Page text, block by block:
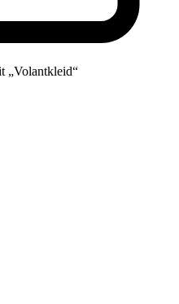
„Volantkleid“